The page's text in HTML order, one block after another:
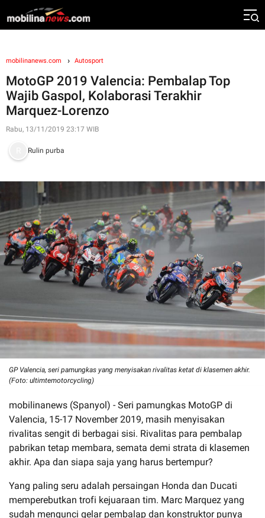
mobilinanews.com Autosport
MotoGP 2019 Valencia: Pembalap Top
Wajib Gaspol, Kolaborasi Terakhir
Marquez-Lorenzo
Rabu, 13/11/2019 23:17 WIB
Rulin purba
GP Valencia, seri pamungkas yang menyisakan rivalitas ketat di klasemen akhir.
(Foto: ultimtemotorcycling)
mobilinanews (Spanyol) - Seri pamungkas MotoGP di
Valencia, 15-17 November 2019, masih menyisakan
rivalitas sengit di berbagai sisi. Rivalitas para pembalap
pabrikan tetap membara, semata demi strata di klasemen
akhir. Apa dan siapa saja yang harus bertempur?
Yang paling seru adalah persaingan Honda dan Ducati
memperebutkan trofi kejuaraan tim. Marc Marquez yang
sudah mengunci gelar pembalap dan konstruktor punya